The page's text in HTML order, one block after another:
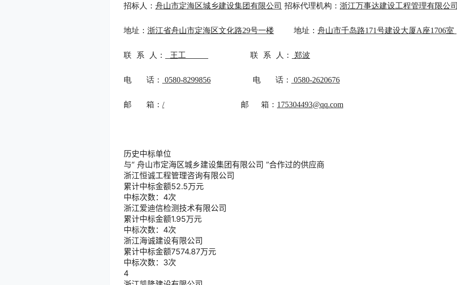
招标人： 舟山市定海区城乡建设集团有限公司 招标代理机构： 浙江万事达建设工程管理有限公司
地址： 浙江省舟山市定海区文化路29号一楼 地址： 舟山市千岛路171号建设大厦A座1706室
联 系 人： 王工 联 系 人： 郑波
电 话： 0580-8299856 电 话： 0580-2620676
邮 箱： / 邮 箱： 175304493@qq.com
历史中标单位
与“ 舟山市定海区城乡建设集团有限公司 ”合作过的供应商
浙江恒诚工程管理咨询有限公司
累计中标金额52.5万元
中标次数：4次
浙江爱迪信检测技术有限公司
累计中标金额1.95万元
中标次数：4次
浙江海诚建设有限公司
累计中标金额7574.87万元
中标次数：3次
4